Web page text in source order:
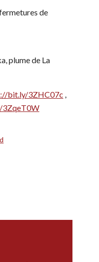
de
plume de La
bit.ly/3ZHC07c